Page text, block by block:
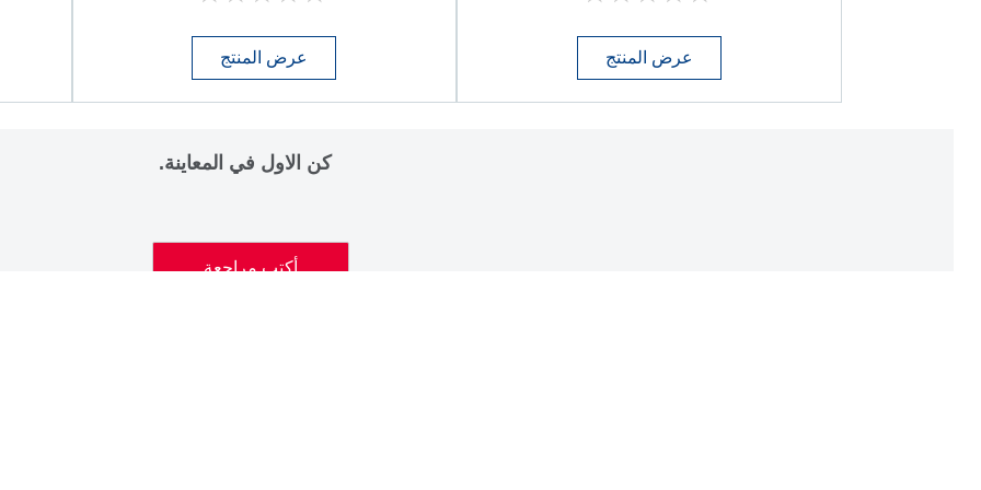
تقديم
أي
تقييمات
عرض المنتج
تقديم
أي
تقييمات
عرض المنتج
كن الاول في المعاينة.
أكتب مراجعة